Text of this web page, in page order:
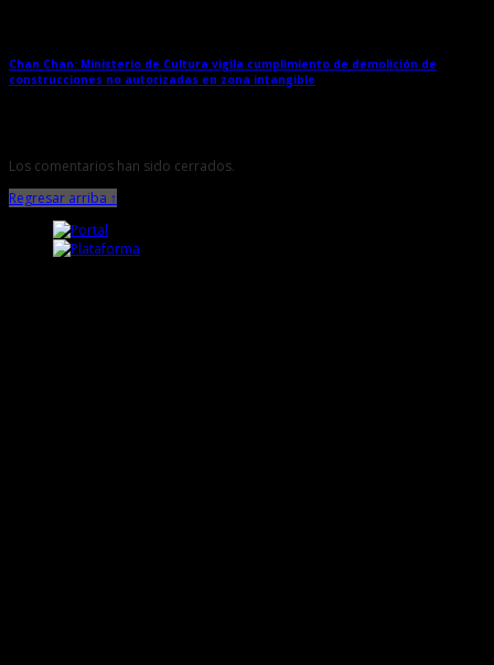
Chan Chan: Ministerio de Cultura vigila cumplimiento de demolición de
construcciones no autorizadas en zona intangible
Los comentarios han sido cerrados.
Regresar arriba ↑